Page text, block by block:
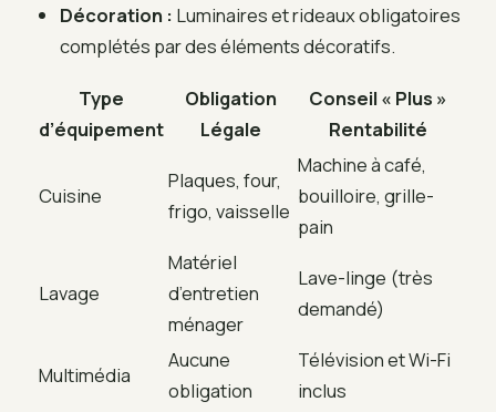
Décoration : Luminaires et rideaux obligatoires
complétés par des éléments décoratifs.
Type
d’équipement
Obligation
Légale
Conseil « Plus »
Rentabilité
Cuisine
Plaques, four,
frigo, vaisselle
Machine à café,
bouilloire, grille-
pain
Lavage
Matériel
d’entretien
ménager
Lave-linge (très
demandé)
Multimédia
Aucune
obligation
Télévision et Wi-Fi
inclus